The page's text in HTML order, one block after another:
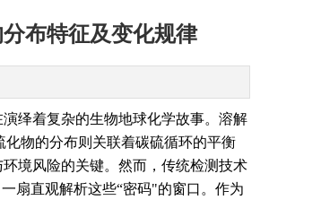
布特征及变化规律
绎着复杂的生物地球化学故事。溶解
物的分布则关联着碳硫循环的平衡
境风险的关键。然而，传统检测技术
扇直观解析这些“密码"的窗口。作为